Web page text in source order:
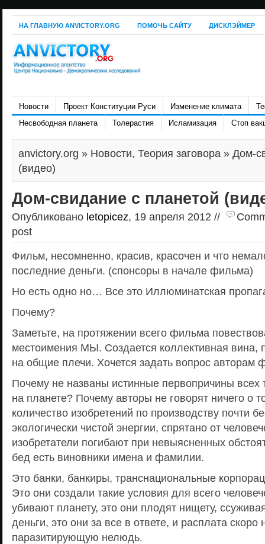
НА ГЛАВНУЮ ANVICTORY.ORG ПОМОЧЬ САЙТУ ДИСКЛЭЙМЕР
Новости Проект Конституции Руси Изменение климата
Несвободная планета
Толерастия Исламизация Стоп
anvictory.org » Новости, Теория заговора » Дом-
(видео)
Дом-свидание с планетой
Опубликовано letopicez, 19 апреля 2012 //
post
Фильм, несомненно, красив, красочен и что
последние деньги. (спонсоры в начале фильма)
Но есть одно но… Все это Иллюминатская
Почему?
Заметьте, на протяжении всего фильма
местоимения МЫ. Создается коллективная вина,
на общие плечи. Хочется задать вопрос авторам
Почему не названы истинные первопричины всех
на планете? Почему авторы не говорят ничего о
количество изобретений по производству почти
экологически чистой энергии, спрятано от
изобретатели погибают при невыясненных
бед есть виновники имена и фамилии.
Это банки, банкиры, транснациональные
Это они создали такие условия для всего
убивают планету, это они плодят нищету,
деньги, это они за все в ответе, и расплата скоро
паразитирующую нелюдь.